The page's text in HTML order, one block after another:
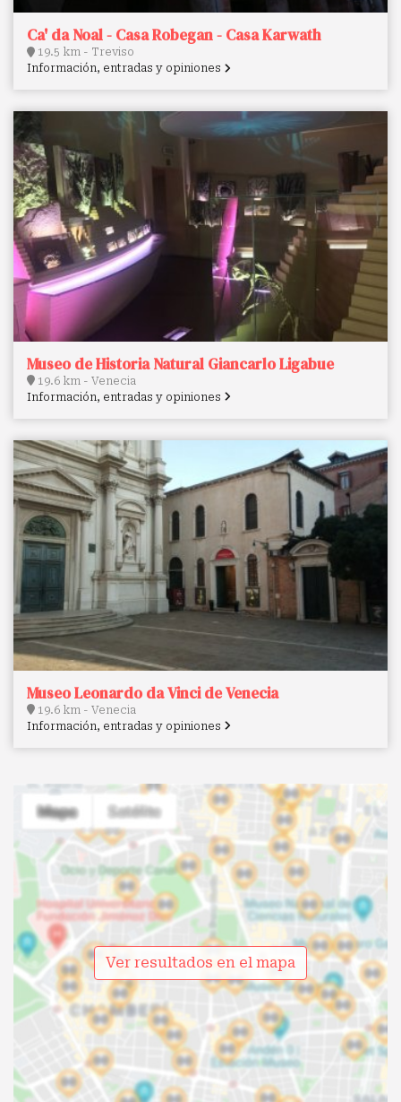
Ca' da Noal - Casa Robegan - Casa Karwath
19.5 km - Treviso
Información, entradas y opiniones
Museo de Historia Natural Giancarlo Ligabue
19.6 km - Venecia
Información, entradas y opiniones
Museo Leonardo da Vinci de Venecia
19.6 km - Venecia
Información, entradas y opiniones
Ver resultados en el mapa